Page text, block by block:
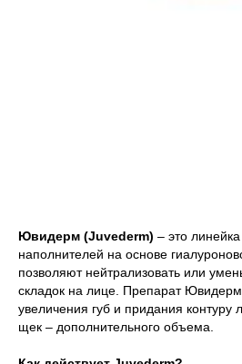
Ювидерм (Juvederm) – это
наполнителей на основе
позволяют нейтрализовать или
складок на лице. Препарат Ювидерм
увеличения губ и придания контуру
щек – дополнительного объема.